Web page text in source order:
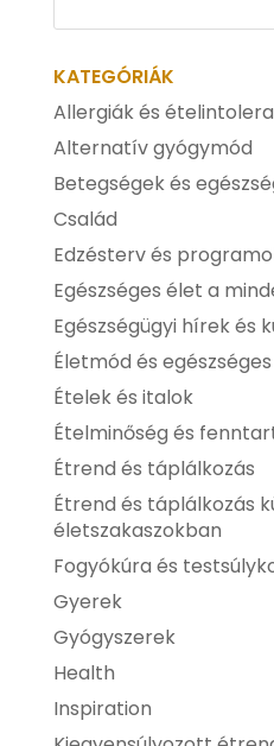
KATEGÓRIÁK
Allergiák és
Alternatív gyógymód
Betegségek és
Család
Edzésterv és
Egészséges élet a
Egészségügyi hírek és
Életmód és
Ételek és italok
Ételminőség és
Étrend és táplálkozás
Étrend és táplálkozás
életszakaszokban
Fogyókúra és
Gyerek
Gyógyszerek
Health
Inspiration